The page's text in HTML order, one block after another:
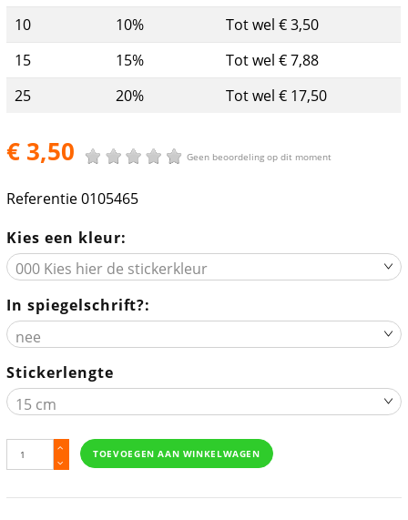
10
10%
Tot wel € 3,50
15
15%
Tot wel € 7,88
25
20% Tot wel € 17,50
€ 3,50 Geen beoordeling op dit moment
Referentie0105465
Kies een kleur:
In spiegelschrift?:
Stickerlengte
TOEVOEGEN AAN WINKELWAGEN